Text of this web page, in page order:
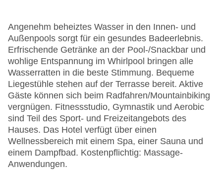
Angenehm beheiztes Wasser in den Innen- und
Außenpools sorgt für ein gesundes Badeerlebnis.
Erfrischende Getränke an der Pool-/Snackbar und
wohlige Entspannung im Whirlpool bringen alle
Wasserratten in die beste Stimmung. Bequeme
Liegestühle stehen auf der Terrasse bereit. Aktive
Gäste können sich beim Radfahren/Mountainbiking
vergnügen. Fitnessstudio, Gymnastik und Aerobic
sind Teil des Sport- und Freizeitangebots des
Hauses. Das Hotel verfügt über einen
Wellnessbereich mit einem Spa, einer Sauna und
einem Dampfbad. Kostenpflichtig: Massage-
Anwendungen.